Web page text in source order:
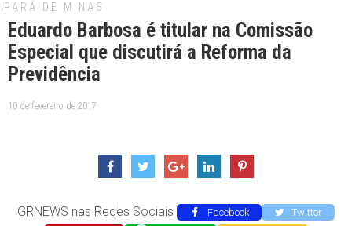
PARÁ DE MINAS
Eduardo Barbosa é titular na Comissão
Especial que discutirá a Reforma da
Previdência
10 de fevereiro de 2017
GRNEWS nas Redes Sociais Facebook
Twitter